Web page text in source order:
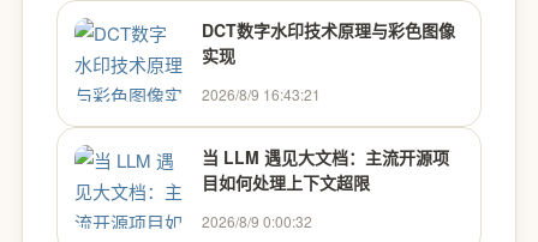
DCT数字水印技术原理与彩色图像
实现
2026/8/9 16:43:21
当 LLM 遇见大文档：主流开源项
目如何处理上下文超限
2026/8/9 0:00:32